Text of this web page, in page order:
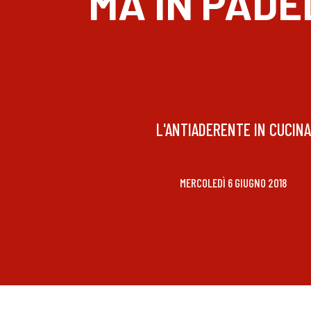
L'ANTIADERENTE IN CUCINA
MERCOLEDÌ 6 GIUGNO 2018